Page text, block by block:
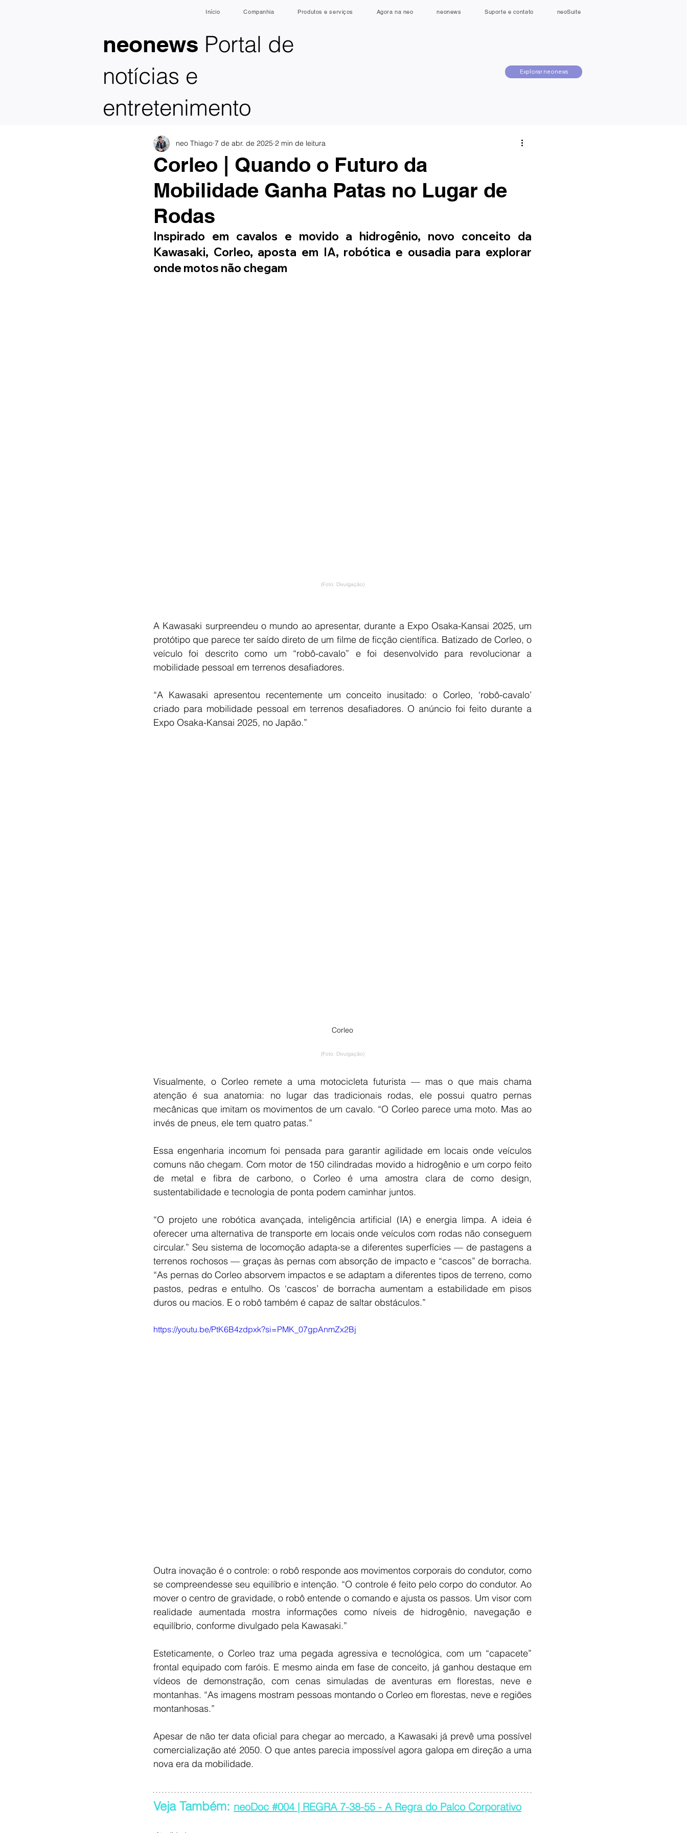
Explorar neonews
neonews Portal de
notícias e
entretenimento
Início Companhia Produtos e serviços Agora na neo neonews Suporte e contato neoSuite
Corleo | Quando o Futuro da
Mobilidade Ganha Patas no Lugar de
Rodas
neo Thiago 7 de abr. de 2025 2 min de leitura
Inspirado em cavalos e movido a hidrogênio, novo conceito da
Kawasaki, Corleo, aposta em IA, robótica e ousadia para explorar
onde motos não chegam
(Foto: Divulgação)
A Kawasaki surpreendeu o mundo ao apresentar, durante a Expo Osaka-Kansai 2025, um
protótipo que parece ter saído direto de um filme de ficção científica. Batizado de Corleo, o
veículo foi descrito como um “robô-cavalo” e foi desenvolvido para revolucionar a
mobilidade pessoal em terrenos desafiadores.
“A Kawasaki apresentou recentemente um conceito inusitado: o Corleo, ‘robô-cavalo’
criado para mobilidade pessoal em terrenos desafiadores. O anúncio foi feito durante a
Expo Osaka-Kansai 2025, no Japão.”
Corleo
(Foto: Divulgação)
Visualmente, o Corleo remete a uma motocicleta futurista — mas o que mais chama
atenção é sua anatomia: no lugar das tradicionais rodas, ele possui quatro pernas
mecânicas que imitam os movimentos de um cavalo. “O Corleo parece uma moto. Mas ao
invés de pneus, ele tem quatro patas.”
Essa engenharia incomum foi pensada para garantir agilidade em locais onde veículos
comuns não chegam. Com motor de 150 cilindradas movido a hidrogênio e um corpo feito
de metal e fibra de carbono, o Corleo é uma amostra clara de como design,
sustentabilidade e tecnologia de ponta podem caminhar juntos.
“O projeto une robótica avançada, inteligência artificial (IA) e energia limpa. A ideia é
oferecer uma alternativa de transporte em locais onde veículos com rodas não conseguem
circular.” Seu sistema de locomoção adapta-se a diferentes superfícies — de pastagens a
terrenos rochosos — graças às pernas com absorção de impacto e “cascos” de borracha.
“As pernas do Corleo absorvem impactos e se adaptam a diferentes tipos de terreno, como
pastos, pedras e entulho. Os ‘cascos’ de borracha aumentam a estabilidade em pisos
duros ou macios. E o robô também é capaz de saltar obstáculos.”
https://youtu.be/PtK6B4zdpxk?si=PMK_07gpAnmZx2Bj
Outra inovação é o controle: o robô responde aos movimentos corporais do condutor, como
se compreendesse seu equilíbrio e intenção. “O controle é feito pelo corpo do condutor. Ao
mover o centro de gravidade, o robô entende o comando e ajusta os passos. Um visor com
realidade aumentada mostra informações como níveis de hidrogênio, navegação e
equilíbrio, conforme divulgado pela Kawasaki.”
Esteticamente, o Corleo traz uma pegada agressiva e tecnológica, com um “capacete”
frontal equipado com faróis. E mesmo ainda em fase de conceito, já ganhou destaque em
vídeos de demonstração, com cenas simuladas de aventuras em florestas, neve e
montanhas. “As imagens mostram pessoas montando o Corleo em florestas, neve e regiões
montanhosas.”
Apesar de não ter data oficial para chegar ao mercado, a Kawasaki já prevê uma possível
comercialização até 2050. O que antes parecia impossível agora galopa em direção a uma
nova era da mobilidade.
Veja Também: neoDoc #004 | REGRA 7-38-55 - A Regra do Palco Corporativo